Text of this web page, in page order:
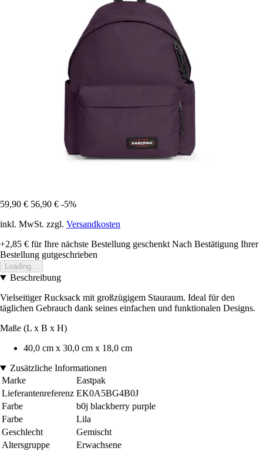
59,90 € 56,90 € -5%
inkl. MwSt. zzgl. Versandkosten
+2,85 € für Ihre nächste Bestellung geschenkt Nach Bestätigung Ihrer
Bestellung gutgeschrieben
Loading...
Beschreibung
Vielseitiger Rucksack mit großzügigem Stauraum. Ideal für den
täglichen Gebrauch dank seines einfachen und funktionalen Designs.
Maße (L x B x H)
40,0 cm x 30,0 cm x 18,0 cm
Zusätzliche Informationen
Marke
Eastpak
Lieferantenreferenz EK0A5BG4B0J
Farbe
b0j blackberry purple
Farbe
Lila
Geschlecht
Gemischt
Altersgruppe
Erwachsene